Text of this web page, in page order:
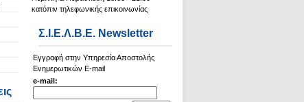
κατόπιν τηλεφωνικής επικοινωνίας
Σ.Ι.Ε.Λ.Β.Ε. Newsletter
Εγγραφή στην Υπηρεσία Αποστολής
Ενημερωτικών E-mail
e-mail: